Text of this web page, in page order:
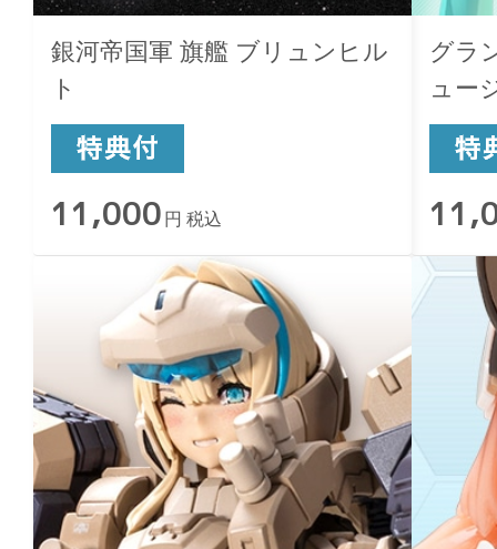
銀河帝国軍 旗艦 ブリュンヒル
ト
11,000 円 税込
グラ
ュー